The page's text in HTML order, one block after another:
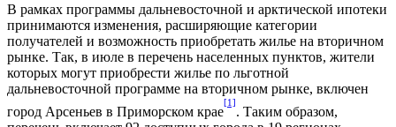
В рамках программы дальневосточной и арктической ипотеки
принимаются изменения, расширяющие категории
получателей и возможность приобретать жилье на вторичном
рынке. Так, в июле в перечень населенных пунктов, жители
которых могут приобрести жилье по льготной
дальневосточной программе на вторичном рынке, включен
город Арсеньев в Приморском крае
[1]
. Таким образом,